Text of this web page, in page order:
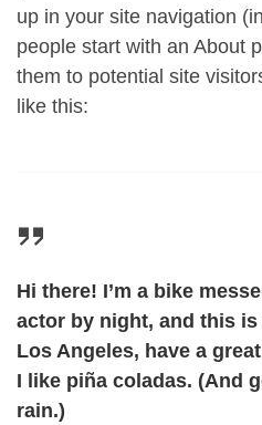
up in your site navigation
people start with an About
them to potential site
like this:
Hi there! I’m a bike
actor by night, and this
Los Angeles, have a
I like piña coladas. (And
rain.)